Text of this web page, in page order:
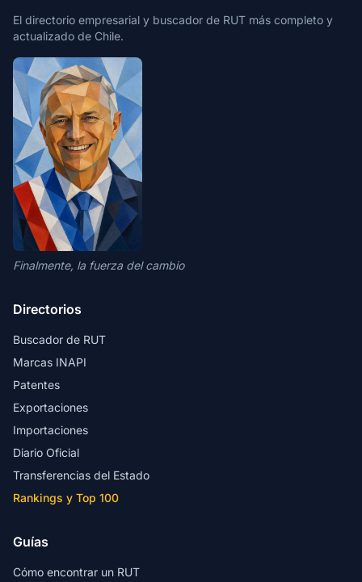
El directorio empresarial y buscador de RUT más completo y
actualizado de Chile.
Finalmente, la fuerza del cambio
Directorios
Buscador de RUT
Marcas INAPI
Patentes
Exportaciones
Importaciones
Diario Oficial
Transferencias del Estado
Rankings y Top 100
Guías
Cómo encontrar un RUT